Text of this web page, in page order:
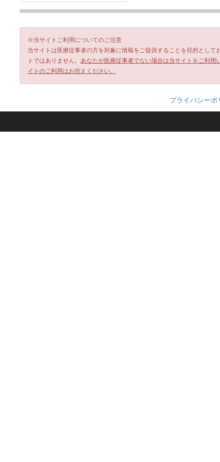
※当サイトご利用についてのご注意
当サイトは医療従事者の方を対象に情報をご提供することを目的とし
トではありません。 あなたが医療従事者でない場合は当サイトをご利
イトのご利用はお控えください。
プライバシーポ